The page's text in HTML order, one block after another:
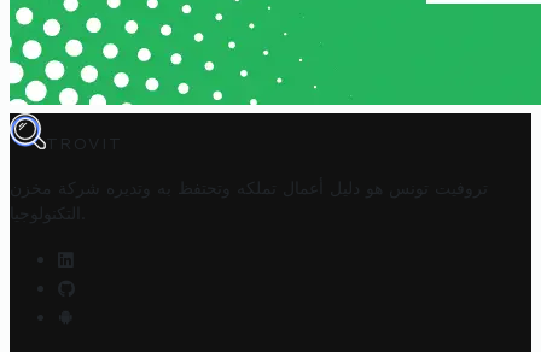
TROVIT
تروفيت تونس هو دليل أعمال تملكه وتحتفظ به وتديره
شركة مخزن
التكنولوجيا